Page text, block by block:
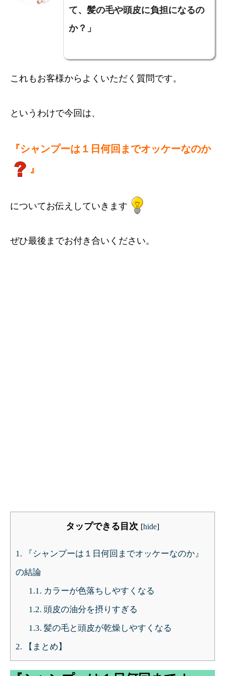
て、髪の毛や頭皮に負担になるの
か？」
これもお客様からよくいただく質問です。
というわけで今回は、
『シャンプーは１日何回までオッケーなのか
』
についてお伝えしていきます
ぜひ最後までお付き合いください。
タップできる目次 [hide]
1. 『シャンプーは１日何回までオッケーなのか』
の結論
1.1. カラーが色落ちしやすくなる
1.2. 頭皮の油分を摂りすぎる
1.3. 髪の毛と頭皮が乾燥しやすくなる
2. 【まとめ】